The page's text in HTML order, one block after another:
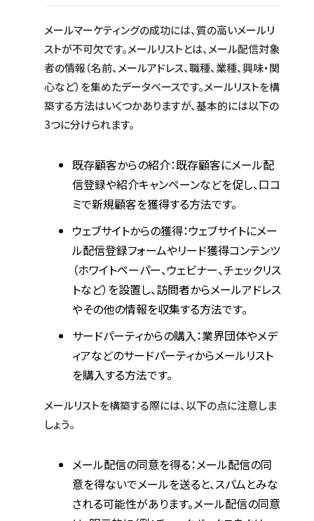
メールマーケティングの成功には、質の高いメールリ
ストが不可欠です。メールリストとは、メール配信対象
者の情報（名前、メールアドレス、職種、業種、興味・関
心など）を集めたデータベースです。メールリストを構
築する方法はいくつかありますが、基本的には以下の
3つに分けられます。
既存顧客からの紹介：既存顧客にメール配
信登録や紹介キャンペーンなどを促し、口コ
ミで新規顧客を獲得する方法です。
ウェブサイトからの獲得：ウェブサイトにメー
ル配信登録フォームやリード獲得コンテンツ
（ホワイトペーパー、ウェビナー、チェックリス
トなど）を設置し、訪問者からメールアドレス
やその他の情報を収集する方法です。
サードパーティからの購入：業界団体やメデ
ィアなどのサードパーティからメールリスト
を購入する方法です。
メールリストを構築する際には、以下の点に注意しま
しょう。
メール配信の同意を得る：メール配信の同
意を得ないでメールを送ると、スパムとみな
される可能性があります。メール配信の同意